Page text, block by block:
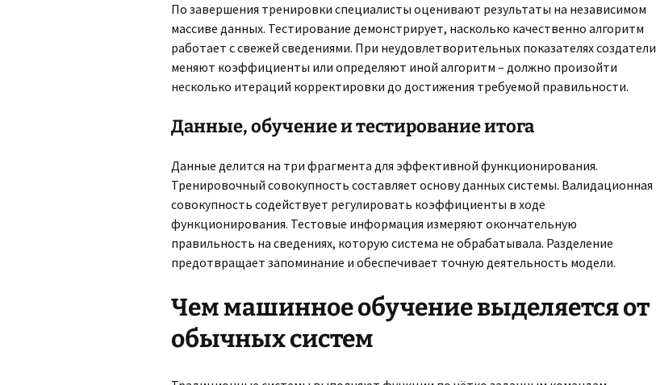
По завершения тренировки специалисты оценивают результаты на независимом
массиве данных. Тестирование демонстрирует, насколько качественно алгоритм
работает с свежей сведениями. При неудовлетворительных показателях создатели
меняют коэффициенты или определяют иной алгоритм – должно произойти
несколько итераций корректировки до достижения требуемой правильности.
Данные, обучение и тестирование итога
Данные делится на три фрагмента для эффективной функционирования.
Тренировочный совокупность составляет основу данных системы. Валидационная
совокупность содействует регулировать коэффициенты в ходе
функционирования. Тестовые информация измеряют окончательную
правильность на сведениях, которую система не обрабатывала. Разделение
предотвращает запоминание и обеспечивает точную деятельность модели.
Чем машинное обучение выделяется от
обычных систем